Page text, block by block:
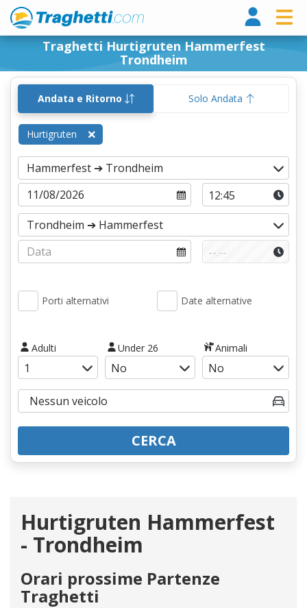
Traghetti Hurtigruten Hammerfest
Trondheim
Andata e Ritorno Solo Andata
Hurtigruten
Porti alternativi Date alternative
Adulti Under 26 Animali
CERCA
Hurtigruten Hammerfest
- Trondheim
Orari prossime Partenze
Traghetti